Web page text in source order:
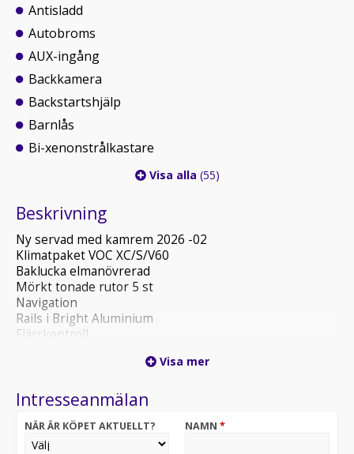
Antisladd
Autobroms
AUX-ingång
Backkamera
Backstartshjälp
Barnlås
Bi-xenonstrålkastare
Visa alla (55)
Beskrivning
Ny servad med kamrem 2026 -02
Klimatpaket VOC XC/S/V60
Baklucka elmanövrerad
Mörkt tonade rutor 5 st
Navigation
Rails i Bright Aluminium
Fjärrkontroll
Rattvärme
Navigation
Panoramaglastak
Visa mer
Intresseanmälan
NÄR ÄR KÖPET AKTUELLT? NAMN *